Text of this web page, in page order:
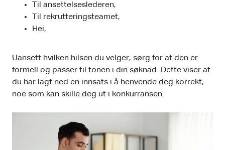
Til ansettelseslederen,
Til rekrutteringsteamet,
Hei,
Uansett hvilken hilsen du velger, sørg for at den er
formell og passer til tonen i din søknad. Dette viser at
du har lagt ned en innsats i å henvende deg korrekt,
noe som kan skille deg ut i konkurransen.